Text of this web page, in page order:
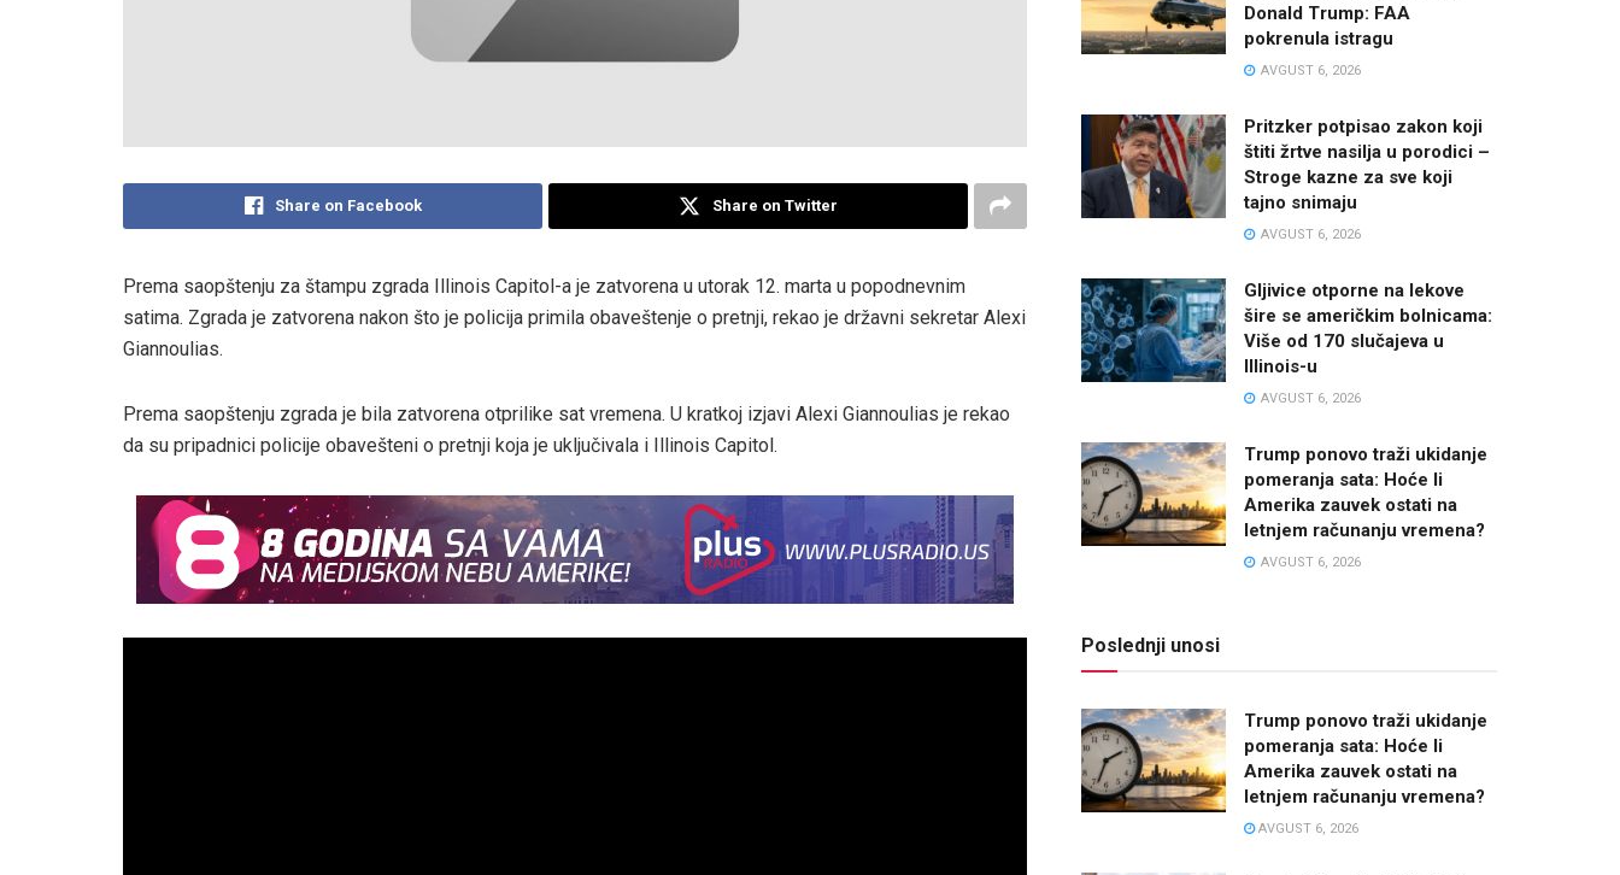
Share on Facebook Share on Twitter
Prema saopštenju za štampu zgrada Illinois Capitol-a je zatvorena u utorak 12. marta u popodnevnim
satima. Zgrada je zatvorena nakon što je policija primila obaveštenje o pretnji, rekao je državni sekretar Alexi
Giannoulias.
Prema saopštenju zgrada je bila zatvorena otprilike sat vremena. U kratkoj izjavi Alexi Giannoulias je rekao
da su pripadnici policije obavešteni o pretnji koja je uključivala i Illinois Capitol.
Donald Trump: FAA
pokrenula istragu
AVGUST 6, 2026
Pritzker potpisao zakon koji
štiti žrtve nasilja u porodici –
Stroge kazne za sve koji
tajno snimaju
AVGUST 6, 2026
Gljivice otporne na lekove
šire se američkim bolnicama:
Više od 170 slučajeva u
Illinois-u
AVGUST 6, 2026
Trump ponovo traži ukidanje
pomeranja sata: Hoće li
Amerika zauvek ostati na
letnjem računanju vremena?
AVGUST 6, 2026
Poslednji unosi
Trump ponovo traži ukidanje
pomeranja sata: Hoće li
Amerika zauvek ostati na
letnjem računanju vremena?
AVGUST 6, 2026